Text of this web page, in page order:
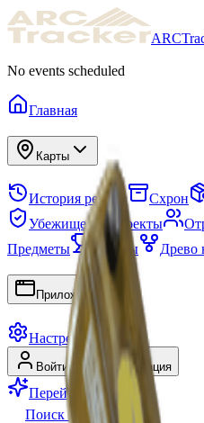
No events scheduled
Главная
Карты
История рейдов Схрон
Убежище
Проекты
Предметы
Сезоны Древо
Приложения
Настройки
Войти Регистрация
Перейти на Premium
Поиск группы